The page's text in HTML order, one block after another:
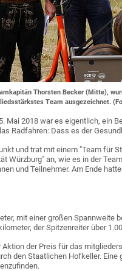
Thorsten Becker (Mitte),
Team ausgezeichnet.
Mai 2018 war es eigentlich, ein
Radfahren: Dass es der
und trat mit einem "Team für
Würzburg" an, wie es in der
und Teilnehmer. Am Ende
mit einer großen Spannweite
der Spitzenreiter über
Aktion der Preis für das
den Staatlichen Hofkeller.